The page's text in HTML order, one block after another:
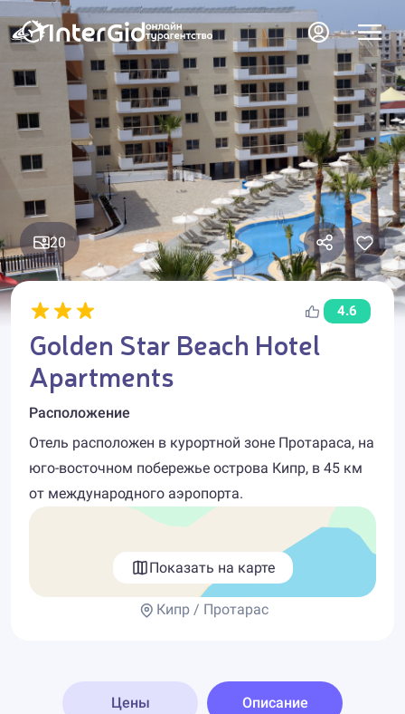
20
4.6
Golden Star Beach Hotel
Apartments
Расположение
Отель расположен в курортной зоне Протараса, на
юго-восточном побережье острова Кипр, в 45 км
от международного аэропорта.
Показать на карте
Кипр / Протарас
Цены Описание